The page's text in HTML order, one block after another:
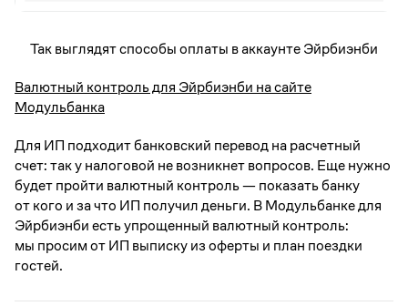
Так выглядят способы оплаты в аккаунте Эйрбиэнби
Валютный контроль для Эйрбиэнби на сайте
Модульбанка
Для ИП подходит банковский перевод на расчетный
счет: так у налоговой не возникнет вопросов. Еще нужно
будет пройти валютный контроль — показать банку
от кого и за что ИП получил деньги. В Модульбанке для
Эйрбиэнби есть упрощенный валютный контроль:
мы просим от ИП выписку из оферты и план поездки
гостей.